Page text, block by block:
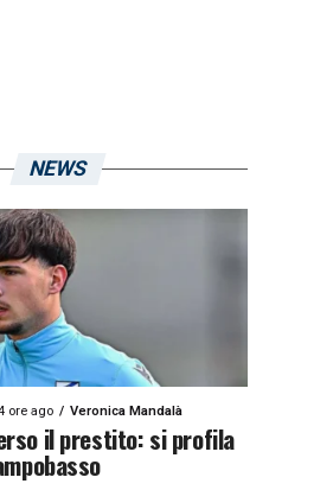
NEWS
ore ago Veronica Mandalà
il prestito: si profila